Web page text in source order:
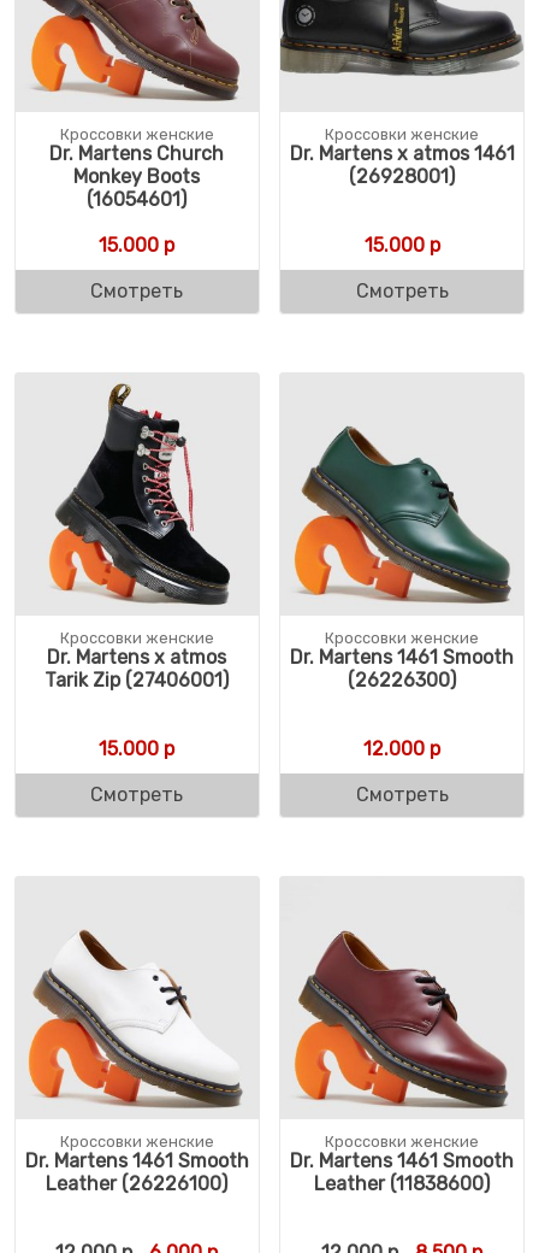
Кроссовки женские
Dr. Martens Church
Monkey Boots
(16054601)
15.000 р
Смотреть
Кроссовки женские
Dr. Martens x atmos 1461
(26928001)
15.000р
Смотреть
Кроссовки женские
Dr. Martens x atmos
Tarik Zip (27406001)
15.000 р
Смотреть
Кроссовки женские
Dr. Martens 1461 Smooth
(26226300)
12.000 р
Смотреть
Кроссовки женские
Dr. Martens 1461 Smooth
Leather (26226100)
Кроссовки женские
Dr. Martens 1461 Smooth
Leather (11838600)